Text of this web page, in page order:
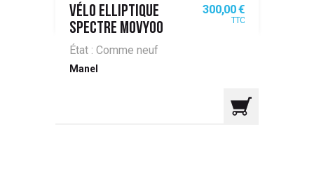
VÉLO ELLIPTIQUE
SPECTRE MOVYOO
Prix
300,00 €
TTC
État : Comme neuf
Manel